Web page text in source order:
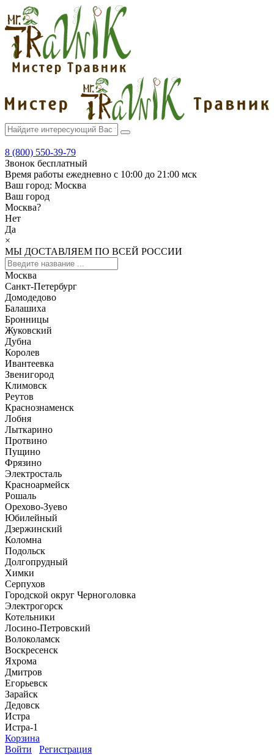
8 (800) 550-39-79
Звонок бесплатный
Время работы ежедневно с 10:00 до 21:00 мск
Ваш город: Москва
Ваш город
Москва?
Нет
Да
×
МЫ ДОСТАВЛЯЕМ ПО ВСЕЙ РОССИИ
Москва
Санкт-Петербург
Домодедово
Балашиха
Бронницы
Жуковский
Дубна
Королев
Ивантеевка
Звенигород
Климовск
Реутов
Краснознаменск
Лобня
Лыткарино
Протвино
Пущино
Фрязино
Электросталь
Красноармейск
Рошаль
Орехово-Зуево
Юбилейный
Дзержинский
Коломна
Подольск
Долгопрудный
Химки
Серпухов
Городской округ Черноголовка
Электрогорск
Котельники
Лосино-Петровский
Волоколамск
Воскресенск
Яхрома
Дмитров
Егорьевск
Зарайск
Дедовск
Истра
Истра-1
Корзина
Войти
Регистрация